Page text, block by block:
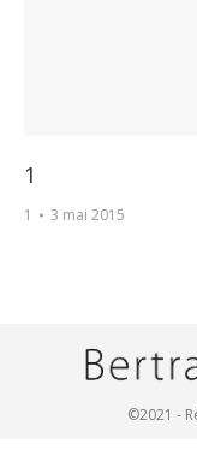
1
1 3 mai 2015
©2021 -